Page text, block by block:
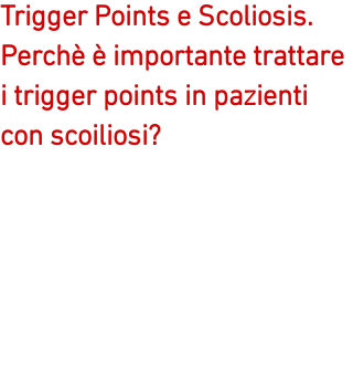
Trigger Points e Scoliosis.
Perchè è importante trattare
i trigger points in pazienti
con scoiliosi?